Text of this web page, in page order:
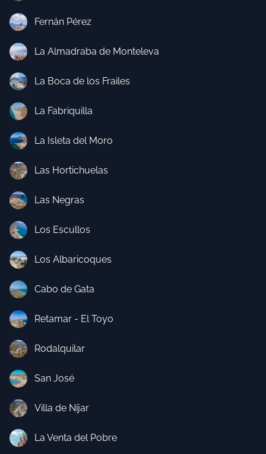
Fernán Pérez
La Almadraba de Monteleva
La Boca de los Frailes
La Fabriquilla
La Isleta del Moro
Las Hortichuelas
Las Negras
Los Escullos
Los Albaricoques
Cabo de Gata
Retamar - El Toyo
Rodalquilar
San José
Villa de Níjar
La Venta del Pobre